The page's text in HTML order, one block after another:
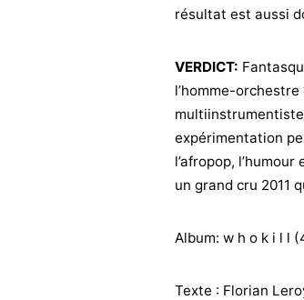
résultat est aussi
VERDICT:
l’homme-
expérimentation
l’afropop,
un grand cru 2011
Album: w h o k i l l
Texte : Florian